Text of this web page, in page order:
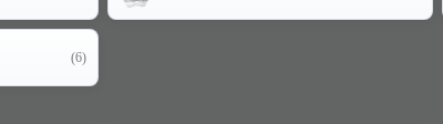
(6)